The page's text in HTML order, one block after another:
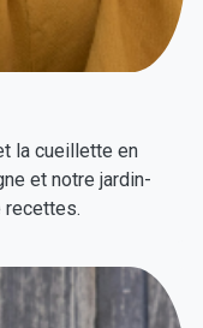
la cueillette en
et notre jardin-
recettes.